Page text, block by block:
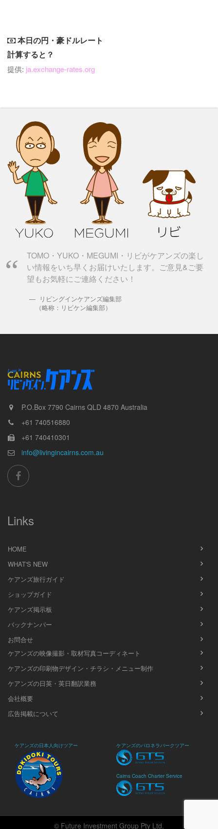
本日の円・豪ドルレート
計算すると？
提供: ja.exchange-rates.org
TOMO・YUKO・MEGUMI・リビがケアンズの楽し
い情報をいち早くお届けいたします。ご意見&ご要
望もお気軽にご連絡ください！
リビングインケアンズ編集部
（略称：リビケン編集部）
P.O.Box 7790 Cairns QLD 4870 Australia
+61 740516880
+61 740410301
info@livingincairns.com.au
Links
HOME
WHAT'S NEW
ケアンズ旅行ガイド
ショップガイド
ケアンズ掲示板
バックナンバー
お問合せ
ケアンズの映像撮影・取材写真コーディネート
ケアンズの印刷物デザイン・チラシ・メニュー制作
ケアンズの日英・英日翻訳業務
会社概要
広告掲載について
ケアンズの日本人向けツアー ケアンズのパロネラパークツアー
Cairns Coach Charter Service
© Future Investment Group Pty Ltd.